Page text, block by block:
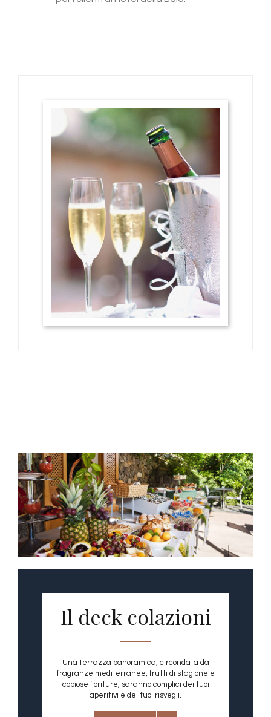
Il deck colazioni
Una terrazza panoramica, circondata da
fragranze mediterranee, frutti di stagione e
copiose fioriture, saranno complici dei tuoi
aperitivi e dei tuoi risvegli.